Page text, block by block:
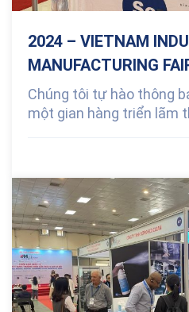
2024 – VIETNAM
MANUFACTURING
Chúng tôi tự hào thông
một gian hàng triển lãm